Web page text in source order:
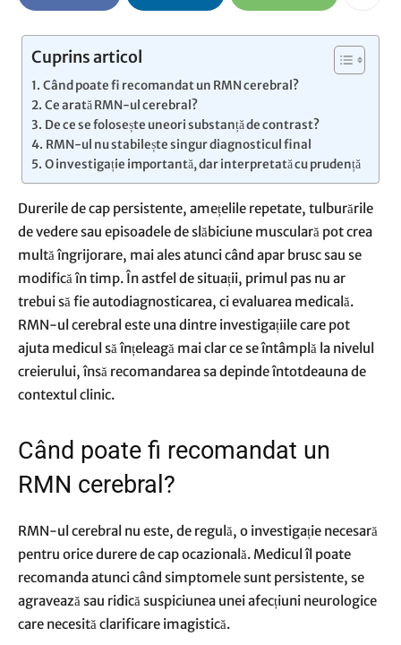
Cuprins articol
Când poate fi recomandat un RMN cerebral?
Ce arată RMN-ul cerebral?
De ce se folosește uneori substanță de contrast?
RMN-ul nu stabilește singur diagnosticul final
O investigație importantă, dar interpretată cu prudență
Durerile de cap persistente, amețelile repetate, tulburările
de vedere sau episoadele de slăbiciune musculară pot crea
multă îngrijorare, mai ales atunci când apar brusc sau se
modifică în timp. În astfel de situații, primul pas nu ar
trebui să fie autodiagnosticarea, ci evaluarea medicală.
RMN-ul cerebral este una dintre investigațiile care pot
ajuta medicul să înțeleagă mai clar ce se întâmplă la nivelul
creierului, însă recomandarea sa depinde întotdeauna de
contextul clinic.
Când poate fi recomandat un
RMN cerebral?
RMN-ul cerebral nu este, de regulă, o investigație necesară
pentru orice durere de cap ocazională. Medicul îl poate
recomanda atunci când simptomele sunt persistente, se
agravează sau ridică suspiciunea unei afecțiuni neurologice
care necesită clarificare imagistică.